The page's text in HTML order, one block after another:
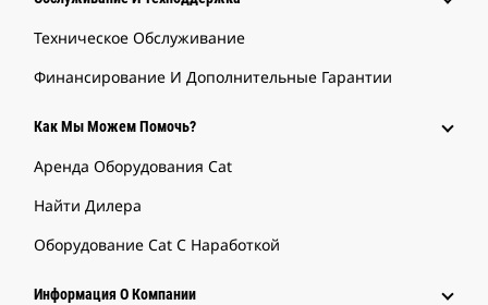
Техническое Обслуживание
Финансирование И Дополнительные Гарантии
Как Мы Можем Помочь?
Аренда Оборудования Cat
Найти Дилера
Оборудование Cat С Наработкой
Информация О Компании